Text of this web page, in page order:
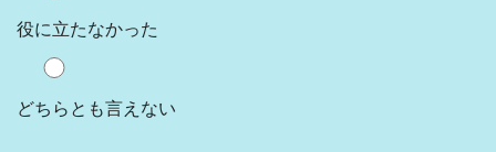
役に立たなかった
どちらとも言えない